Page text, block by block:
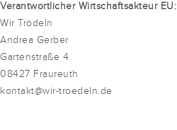
Verantwortlicher Wirtschaftsakteur EU:
Wir Trödeln
Andrea Gerber
Gartenstraße 4
08427 Fraureuth
kontakt@wir-troedeln.de